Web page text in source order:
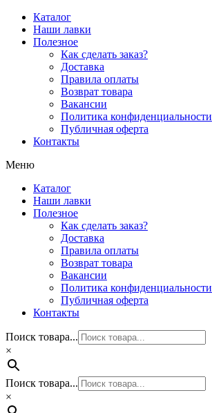
Перейти
содержимому
Каталог
Наши лавки
Полезное
Как сделать заказ?
Доставка
Правила оплаты
Возврат товара
Вакансии
Политика конфиденциальности
Публичная оферта
Контакты
Меню
Каталог
Наши лавки
Полезное
Как сделать заказ?
Доставка
Правила оплаты
Возврат товара
Вакансии
Политика конфиденциальности
Публичная оферта
Контакты
Поиск товара...
×
Поиск товара...
×